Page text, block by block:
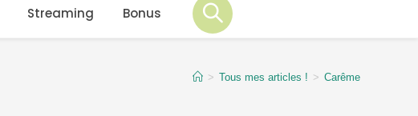
Streaming Bonus
> Tous mes articles ! > Carême